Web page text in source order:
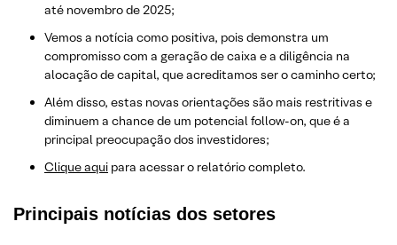
até novembro de 2025;
Vemos a notícia como positiva, pois demonstra um
compromisso com a geração de caixa e a diligência na
alocação de capital, que acreditamos ser o caminho certo;
Além disso, estas novas orientações são mais restritivas e
diminuem a chance de um potencial follow-on, que é a
principal preocupação dos investidores;
Clique aqui para acessar o relatório completo.
Principais notícias dos setores